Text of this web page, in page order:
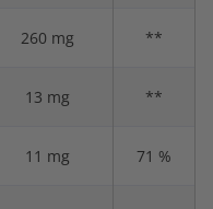
260 mg **
13 mg **
11 mg 71 %